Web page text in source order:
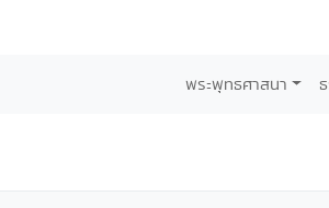
พระพุทธศาสนา